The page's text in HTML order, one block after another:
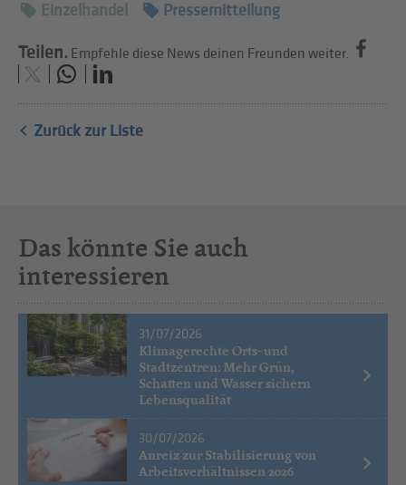
Einzelhandel Pressemitteilung
Teilen. Empfehle diese News deinen Freunden weiter.
Zurück zur Liste
Das könnte Sie auch
interessieren
31/07/2026
Klimagerechte Orts- und
Stadtzentren: Mehr Grün,
Schatten und Wasser sichern
Lebensqualität
30/07/2026
Anreiz zur Stabilisierung von
Arbeitsverhältnissen 2026